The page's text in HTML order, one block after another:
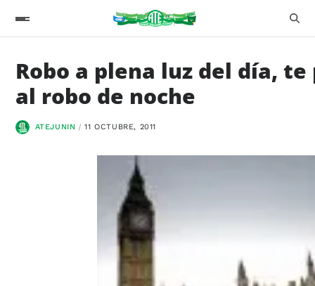
Robo a plena luz del día,
al robo de noche
ATEJUNIN 11 OCTUBRE, 2011